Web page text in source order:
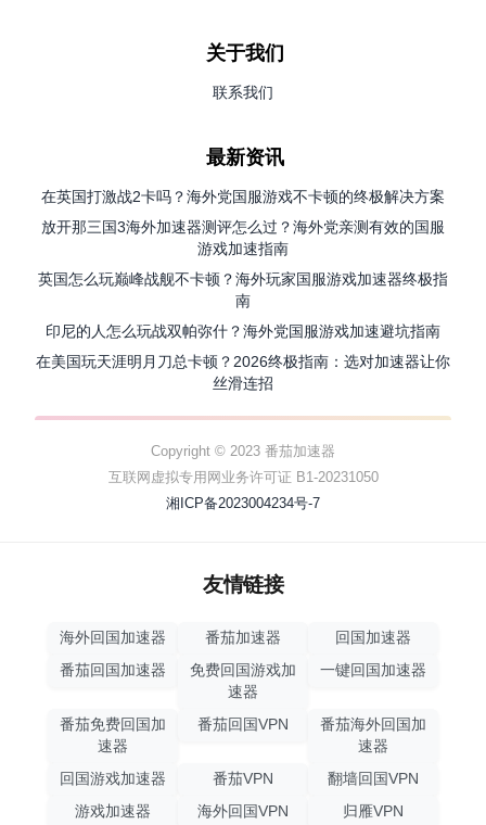
关于我们
联系我们
最新资讯
在英国打激战2卡吗？海外党国服游戏不卡顿的终极解决方案
放开那三国3海外加速器测评怎么过？海外党亲测有效的国服
游戏加速指南
英国怎么玩巅峰战舰不卡顿？海外玩家国服游戏加速器终极指
南
印尼的人怎么玩战双帕弥什？海外党国服游戏加速避坑指南
在美国玩天涯明月刀总卡顿？2026终极指南：选对加速器让你
丝滑连招
Copyright © 2023 番茄加速器
互联网虚拟专用网业务许可证 B1-20231050
湘ICP备2023004234号-7
友情链接
海外回国加速器 番茄加速器
回国加速器
番茄回国加速器
免费回国游戏加
速器
一键回国加速器
番茄免费回国加
速器
番茄回国VPN
番茄海外回国加
速器
回国游戏加速器
番茄VPN
翻墙回国VPN
游戏加速器
海外回国VPN 归雁VPN